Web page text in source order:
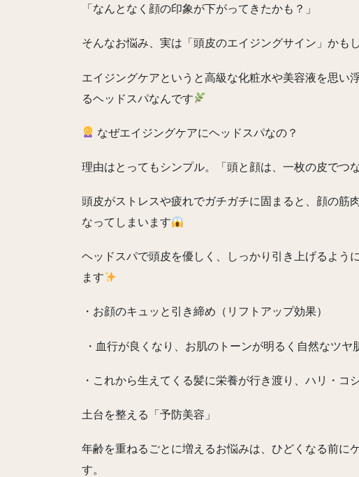
「なんとなく顔の印象が下がってきたかも？」
そんなお悩み、実は「頭皮のエイジングサイン」かも
エイジングケアというと高級な化粧水や美容液を思い
るヘッドスパなんです
なぜエイジングケアにヘッドスパなの？
理由はとってもシンプル。「頭と顔は、一枚の皮でつ
頭皮がストレスや疲れでガチガチに固まると、顔の筋
なってしまいます
ヘッドスパで頭皮を優しく、しっかり引き上げるよう
ます
・お顔のキュッと引き締め（リフトアップ効果）
・血行が良くなり、お肌のトーンが明るく自然なツヤ
・これから生えてくる髪に栄養が行き渡り、ハリ・コ
土台を整える「予防美容」
年齢を重ねるごとに増えるお悩みは、ひどくなる前に
す。